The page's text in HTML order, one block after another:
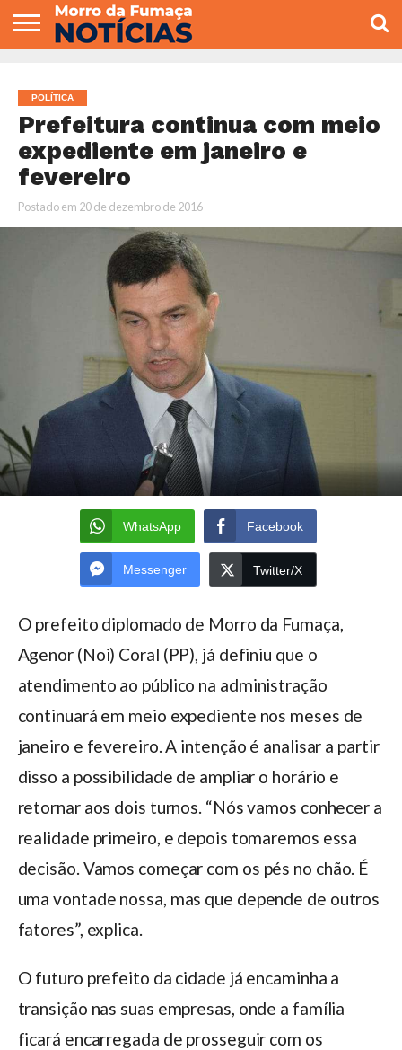
VEREADORES
POLÍTICA
Prefeitura continua com meio
expediente em janeiro e
fevereiro
Postado em 20 de dezembro de 2016
WhatsApp Facebook
Messenger Twitter/X
O prefeito diplomado de Morro da Fumaça,
Agenor (Noi) Coral (PP), já definiu que o
atendimento ao público na administração
continuará em meio expediente nos meses de
janeiro e fevereiro. A intenção é analisar a partir
disso a possibilidade de ampliar o horário e
retornar aos dois turnos. “Nós vamos conhecer a
realidade primeiro, e depois tomaremos essa
decisão. Vamos começar com os pés no chão. É
uma vontade nossa, mas que depende de outros
fatores”, explica.
O futuro prefeito da cidade já encaminha a
transição nas suas empresas, onde a família
ficará encarregada de prosseguir com os